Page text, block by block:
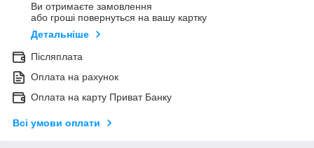
Ви отримаєте замовлення
або гроші повернуться на вашу картку
Детальніше
Післяплата
Оплата на рахунок
Оплата на карту Приват Банку
Всі умови оплати